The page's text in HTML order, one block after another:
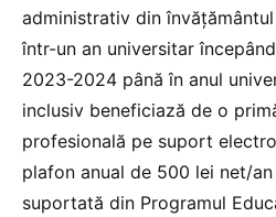
administrativ din
într-un an universitar
2023-2024 până în anul
inclusiv beneficiază de o
profesională pe suport
plafon anual de 500 lei net/
suportată din Programul